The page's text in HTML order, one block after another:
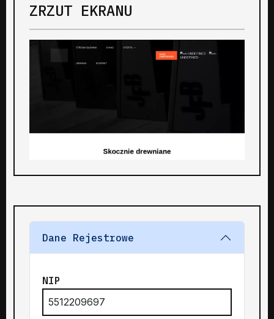
ZRZUT EKRANU
Dane Rejestrowe
NIP
5512209697